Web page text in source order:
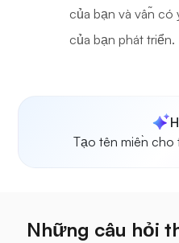
của bạn và vẫn có
của bạn phát triển.
Tạo tên miền cho
Những câu hỏi